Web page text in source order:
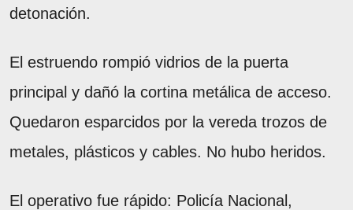
detonación.
El estruendo rompió vidrios de la puerta
principal y dañó la cortina metálica de acceso.
Quedaron esparcidos por la vereda trozos de
metales, plásticos y cables. No hubo heridos.
El operativo fue rápido: Policía Nacional,